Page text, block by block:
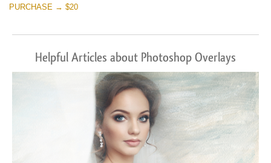
PURCHASE → $20
Helpful Articles about Photoshop Overlays